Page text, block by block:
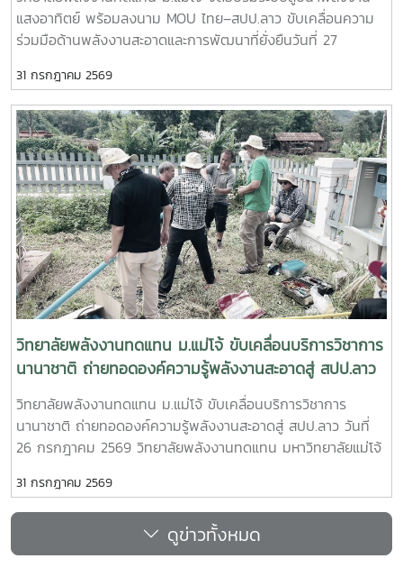
เทคนิคการตรวจสอบ การใช้งาน และการบำรุงรักษาระบบ เพื่อ
เพิ่มประสิทธิภาพและยืดอายุการใช้งานของอุปกรณ์- แลกเปลี่ยน
องค์ความรู้และประสบการณ์ระหว่างคณาจารย์ นักศึกษา และผู้เข้า
ร่วมกิจกรรม เพื่อสร้างเครือข่ายความร่วมมือด้านพลังงาน
ทดแทนระหว่างประเทศไทยและ สปป.ลาว- การดำเนินกิจกรรม
ครั้งนี้มีเป้าหมายเพื่อเสริมสร้างศักยภาพบุคลากรด้านอาชีวศึกษา
ส่งเสริมการเรียนรู้จากการลงมือปฏิบัติจริง และสนับสนุนการ
ประยุกต์ใช้เทคโนโลยีพลังงานสะอาดในสถานศึกษาและชุมชน ซึ่งจะ
ช่วยลดต้นทุนด้านพลังงาน เพิ่มโอกาสในการเข้าถึงพลังงาน
สะอาด และรองรับการพัฒนาเศรษฐกิจและสังคมอย่างยั่งยืน
วิทยาลัยพลังงานทดแทน มหาวิทยาลัยแม่โจ้ ยังคงมุ่งมั่นขับ
เคลื่อนพันธกิจด้านการบริการวิชาการสู่ระดับนานาชาติ ถ่ายทอด
องค์ความรู้ เทคโนโลยี และนวัตกรรมด้านพลังงานทดแทน เพื่อ
สร้างเครือข่ายความร่วมมือทางวิชาการ พัฒนาศักยภาพกำลังคน
และร่วมกันสร้างอนาคตที่เป็นมิตรต่อสิ่งแวดล้อมอย่างยั่งยืน
ยั่งยืน
แสงอาทิตย์ พร้อมลงนาม MOU ไทย–สปป.ลาว ขับเคลื่อนความ
ร่วมมือด้านพลังงานสะอาดและการพัฒนาที่ยั่งยืนวันที่ 27
กิจกรรมบริการวิชาการนานาชาติ ภายใต้โครงการ “การใช้
พลังงานทดแทนเพื่อการปรับตัวต่อการเปลี่ยนแปลงสภาพภูมิ
อากาศ” ณ โรงเรียนประถมสมบูรณ์พุเหล็กเจริญ แขวงหลวงพระ
บาง สาธารณรัฐประชาธิปไตยประชาชนลาวการดำเนินงานครั้งนี้
นำโดย ผู้ช่วยศาสตราจารย์ ดร.นิกราน หอมดวง คณบดีวิทยาลัย
พลังงานทดแทน พร้อมด้วย ผู้ช่วยศาสตราจารย์ ดร.กิตติกร สาสุ
จิตต์ รองคณบดีฝ่ายบริหาร และ ผู้ช่วยศาสตราจารย์ ดร.ยิ่งรักษ์
อรรถเวชกุล รองคณบดีฝ่ายวิจัยและบริการวิชาการ พร้อมคณะผู้
บริหาร คณาจารย์ บุคลากร และนักศึกษาระดับบัณฑิตศึกษา โดย
มีครู บุคลากร และผู้แทนจากหน่วยงานภาครัฐและสถาบันการ
ศึกษาของไทยและ สปป.ลาว เข้าร่วมกิจกรรมอย่างพร้อมเพรียง -
ภาคเช้า จัดอบรมเชิงปฏิบัติการด้าน ระบบสูบน้ำพลังงานแสง
อาทิตย์ เพื่อถ่ายทอดองค์ความรู้ให้แก่ครู บุคลากร และผู้เข้าร่วม
อบรม ให้สามารถติดตั้ง ใช้งาน และบำรุงรักษาระบบได้อย่างถูก
ต้องและมีประสิทธิภาพ- ภาคบ่าย จัดอบรมในหัวข้อ “การลดโลก
ร้อนด้วยพลังงานทดแทน” โดยมี ผู้ช่วยศาสตราจารย์ ดร.ยิ่งรักษ์
อรรถเวชกุล เป็นวิทยากร ถ่ายทอดความรู้เกี่ยวกับการประยุกต์ใช้
พลังงานทดแทนเพื่อการพัฒนาชุมชนและการรับมือกับการ
เปลี่ยนแปลงสภาพภูมิอากาศ พร้อมกิจกรรมฝึกปฏิบัติจริง เพื่อ
เสริมสร้างทักษะและความมั่นใจในการนำองค์ความรู้ไปใช้ประโยชน์
หัวข้อสำคัญในการอบรม ประกอบด้วย- การติดตั้งระบบสูบน้ำ
พลังงานแสงอาทิตย์อย่างถูกต้อง- หลักการทำงาน การใช้งาน
และการบำรุงรักษาระบบ - การประยุกต์ใช้พลังงานทดแทนเพื่อ
31 กรกฎาคม 2569
วิทยาลัยพลังงานทดแทน ม.แม่โจ้ ขับเคลื่อนบริการวิชาการ
นานาชาติ ถ่ายทอดองค์ความรู้พลังงานสะอาดสู่ สปป.ลาว
วิทยาลัยพลังงานทดแทน ม.แม่โจ้ ขับเคลื่อนบริการวิชาการ
นานาชาติ ถ่ายทอดองค์ความรู้พลังงานสะอาดสู่ สปป.ลาว วันที่
26 กรกฎาคม 2569 วิทยาลัยพลังงานทดแทน มหาวิทยาลัยแม่โจ้
บัณฑิตศึกษา ลงพื้นที่ โรงเรียนประถมสมบูรณ์พูเหล็กเจริญ
แขวงหลวงพระบาง สาธารณรัฐประชาธิปไตยประชาชนลาว เพื่อ
ดำเนิน โครงการบริการวิชาการนานาชาติ ภายใต้หัวข้อ “การใช้
พลังงานทดแทนเพื่อการปรับตัวต่อการเปลี่ยนแปลงสภาพภูมิ
31 กรกฎาคม 2569
ดูข่าวทั้งหมด